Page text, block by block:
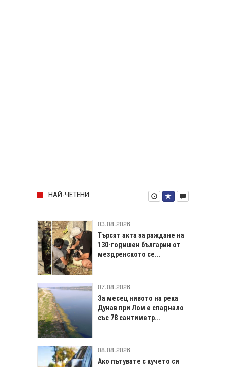
НАЙ-ЧЕТЕНИ
03.08.2026
Търсят акта за раждане на
130-годишен българин от
мездренското се...
07.08.2026
За месец нивото на река
Дунав при Лом е спаднало
със 78 сантиметр...
08.08.2026
Ако пътувате с кучето си